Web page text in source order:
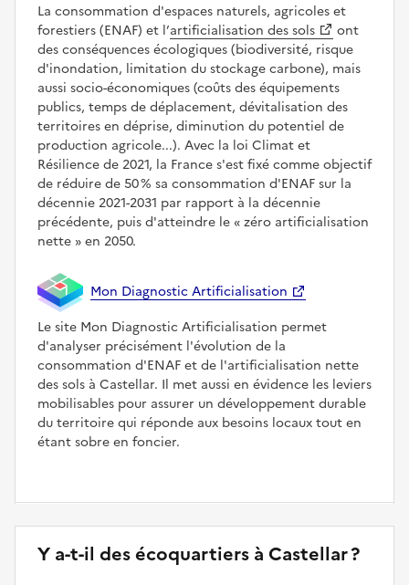
La consommation d'espaces naturels, agricoles et
forestiers (ENAF) et l’artificialisation des sols
ont
des conséquences écologiques (biodiversité, risque
d'inondation, limitation du stockage carbone), mais
aussi socio-économiques (coûts des équipements
publics, temps de déplacement, dévitalisation des
territoires en déprise, diminution du potentiel de
production agricole...). Avec la loi Climat et
Résilience de 2021, la France s'est fixé comme objectif
de réduire de 50 % sa consommation d'ENAF sur la
décennie 2021-2031 par rapport à la décennie
précédente, puis d'atteindre le
zéro artificialisation
nette
en 2050.
Mon Diagnostic Artificialisation
Le site Mon Diagnostic Artificialisation permet
d'analyser précisément l'évolution de la
consommation d'ENAF et de l'artificialisation nette
des sols à Castellar. Il met aussi en évidence les leviers
mobilisables pour assurer un développement durable
du territoire qui réponde aux besoins locaux tout en
étant sobre en foncier.
Y a-t-il des écoquartiers à Castellar ?